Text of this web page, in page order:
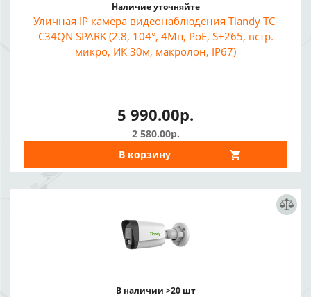
Наличие уточняйте
Уличная IP камера видеонаблюдения Tiandy TC-
C34QN SPARK (2.8, 104°, 4Мп, PoE, S+265, встр.
микро, ИК 30м, макролон, IP67)
5 990.00р.
2 580.00р.
В корзину
В наличии >20 шт